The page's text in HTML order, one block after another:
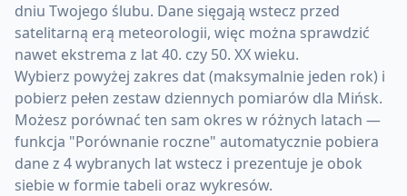
dniu Twojego ślubu. Dane sięgają wstecz przed
satelitarną erą meteorologii, więc można sprawdzić
nawet ekstrema z lat 40. czy 50. XX wieku.
Wybierz powyżej zakres dat (maksymalnie jeden rok) i
pobierz pełen zestaw dziennych pomiarów dla Mińsk.
Możesz porównać ten sam okres w różnych latach —
funkcja "Porównanie roczne" automatycznie pobiera
dane z 4 wybranych lat wstecz i prezentuje je obok
siebie w formie tabeli oraz wykresów.